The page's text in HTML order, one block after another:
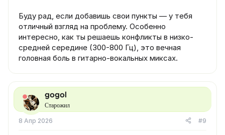
Буду рад, если добавишь свои пункты — у тебя
отличный взгляд на проблему. Особенно
интересно, как ты решаешь конфликты в низко-
средней середине (300-800 Гц), это вечная
головная боль в гитарно-вокальных миксах.
gogol
Старожил
8 Апр 2026 #9